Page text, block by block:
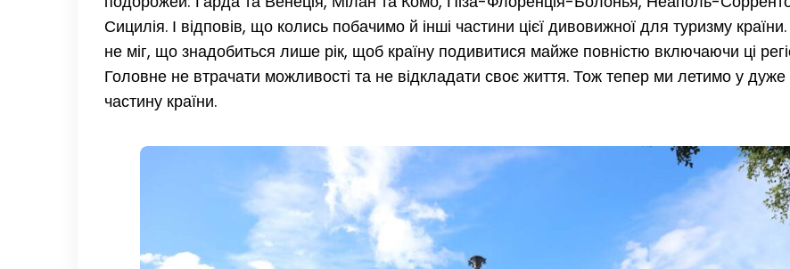
Сицилія. І відповів, що колись побачимо й інші частини цієї дивовижної для туризму
не міг, що знадобиться лише рік, щоб країну подивитися майже повністю включаючи ці
Головне не втрачати можливості та не відкладати своє життя. Тож тепер ми летимо у
частину країни.